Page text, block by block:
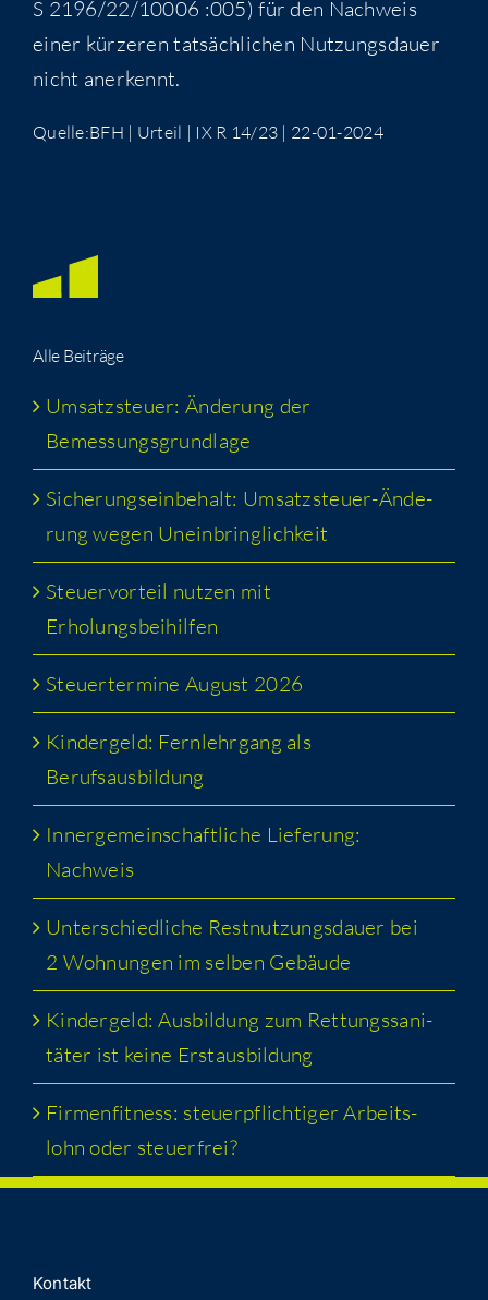
S 2196/22/10006 :005) für den Nach­weis
einer kür­ze­ren tat­säch­li­chen Nut­zungs­dau­er
nicht anerkennt.
Quelle:BFH | Urteil | IX R 14/23 | 22-01-2024
Alle Bei­trä­ge
Umsatz­steu­er: Ände­rung der
Bemessungsgrundlage
Siche­rungs­ein­be­halt: Umsatz­steu­er-Ände­
rung wegen Uneinbringlichkeit
Steu­er­vor­teil nut­zen mit
Erholungsbeihilfen
Steu­er­ter­mi­ne August 2026
Kin­der­geld: Fern­lehr­gang als
Berufsausbildung
Inner­ge­mein­schaft­li­che Lie­fe­rung:
Nachweis
Unter­schied­li­che Rest­nut­zungs­dau­er bei
2 Woh­nun­gen im sel­ben Gebäude
Kin­der­geld: Aus­bil­dung zum Ret­tungs­sa­ni­
tä­ter ist kei­ne Erstausbildung
Fir­men­fit­ness: steu­er­pflich­ti­ger Arbeits­
lohn oder steuerfrei?
Kon­takt